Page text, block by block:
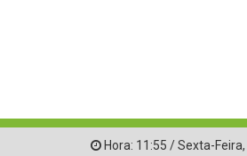
Hora: 11:55 /Sexta-Feira,